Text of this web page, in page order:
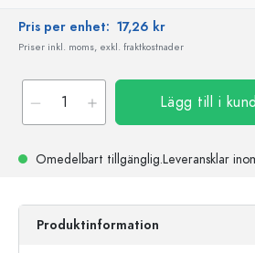
Pris per enhet: 17,26 kr
Priser inkl. moms, exkl. fraktkostnader
Lägg till i
Omedelbart tillgänglig.Leveransklar
Produktinformation